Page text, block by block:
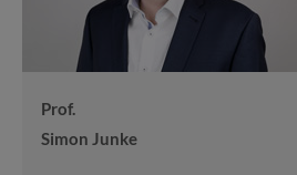
Prof.
Simon Junke